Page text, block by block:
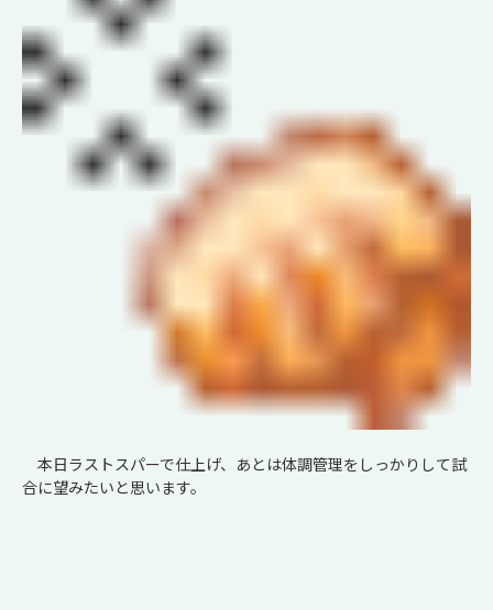
本日ラストスパーで仕上げ、あとは体調管理をしっかりして試
合に望みたいと思います。